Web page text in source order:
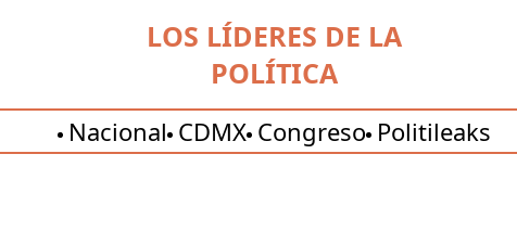
LOS LÍDERES DE LA
POLÍTICA
Nacional CDMX Congreso Politileaks